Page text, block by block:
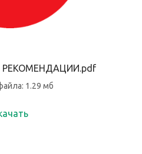
1.29 мб